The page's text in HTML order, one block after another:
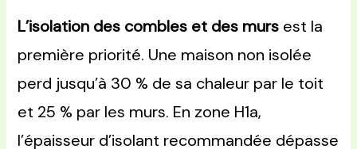
L’isolation des combles et des murs est la
première priorité. Une maison non isolée
perd jusqu’à 30 % de sa chaleur par le toit
et 25 % par les murs. En zone H1a,
l’épaisseur d’isolant recommandée dépasse